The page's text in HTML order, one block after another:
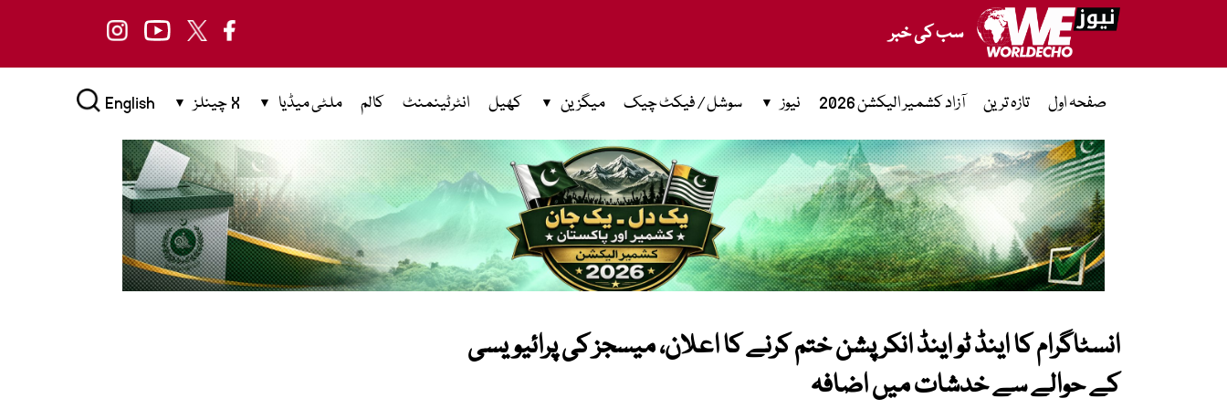
سب کی خبر
صفحہ اول تازہ ترین آزاد کشمیر الیکشن 2026 نیوز سوشل / فیکٹ چیک میگزین کھیل انٹرٹینمنٹ کالم ملٹی میڈیا X چینلز English
انسٹاگرام کا اینڈ ٹو اینڈ انکرپشن ختم کرنے کا اعلان، میسجز کی پرائیویسی
کے حوالے سے خدشات میں اضافہ